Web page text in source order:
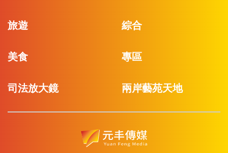
旅遊 綜合
美食 專區
司法放大鏡 兩岸藝苑天地